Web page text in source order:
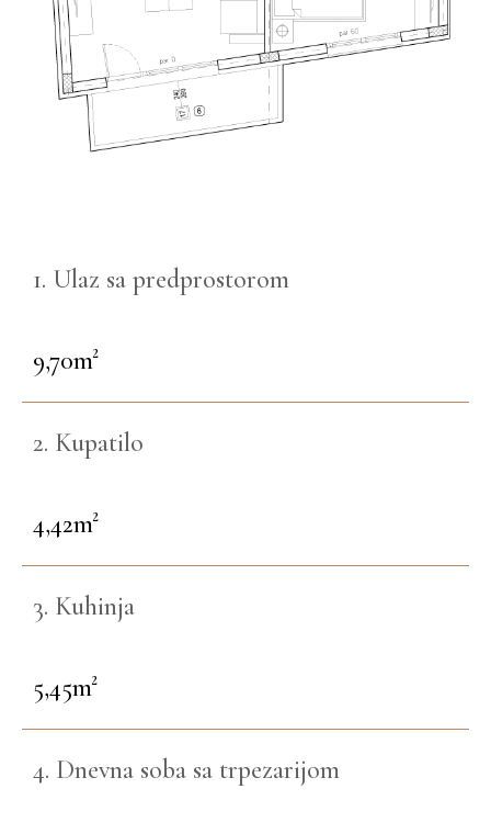
1. Ulaz sa predprostorom
9,70m²
2. Kupatilo
4,42m²
3. Kuhinja
5,45m²
4. Dnevna soba sa trpezarijom